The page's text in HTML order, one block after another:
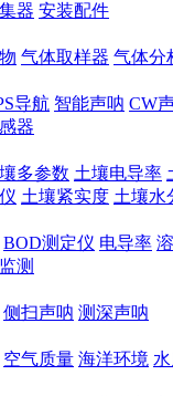
器 安装配件
气体取样器 气体分
导航 智能声呐 CW
器
多参数 土壤电导率
土壤紧实度 土壤水
BOD测定仪 电导率
测
侧扫声呐 测深声呐
空气质量 海洋环境